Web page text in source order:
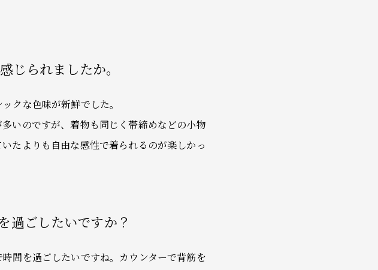
じられましたか。
クな色味が新鮮でした。
いのですが、着物も同じく帯締めなどの小物
たよりも自由な感性で着られるのが楽しかっ
過ごしたいですか？
間を過ごしたいですね。カウンターで背筋を